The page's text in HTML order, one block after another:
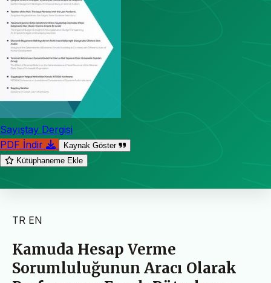
Sayıştay Dergisi
PDF İndir
Kaynak Göster
Kütüphaneme Ekle
TR EN
Kamuda Hesap Verme
Sorumluluğunun Aracı Olarak